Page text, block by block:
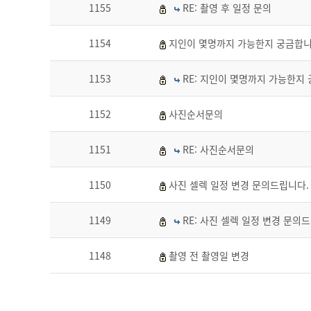
1155 RE: 촬영 후 일정 문의
1154 지인이 몇명까지 가능한지 궁금합
1153 RE: 지인이 몇명까지 가능한지
1152 사진순서문의
1151 RE: 사진순서문의
1150 사진 셀렉 일정 변경 문의드립니다.
1149 RE: 사진 셀렉 일정 변경 문의
1148 촬영 전 촬영일 변경